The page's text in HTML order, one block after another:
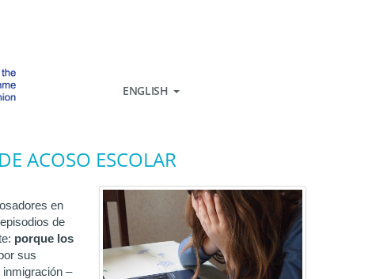
ENGLISH
ACOSO ESCOLAR
en
de
porque los
sus
–